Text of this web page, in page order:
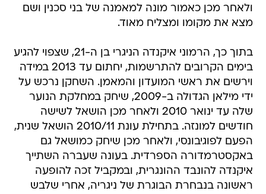
ולאחר מכן כאמור מונה למאמנה של בני סכנין ושם
מצא את מקומו ומצליח מאוד.
בתוך כך, הרמוני איקנדה הניגרי בן ה-21, שצפוי להגיע
בימים הקרובים להתרשמות, יחתום עד 2013 במידה
וירשים את ראשי המועדון והמאמן. השחקן נרכש על
ידי מילאן הגדולה ב-2009, שיחק במחלקת הנוער
שלה עד ינואר 2010 ולאחר מכן הושאל לשישה
חודשים למונזה. בתחילת עונת 2010/11 הושאל שנית,
הפעם לפוגיבונסי, ולאחר מכן שיחק כמושאל גם
באקסטרמדורה הספרדית. בעונה שעברה השתייך
איקנדה להונבד ההונגרית, ובמקביל זכה להופעה
ראשונה בנבחרת הבוגרת של ניגריה, אחרי שלבש